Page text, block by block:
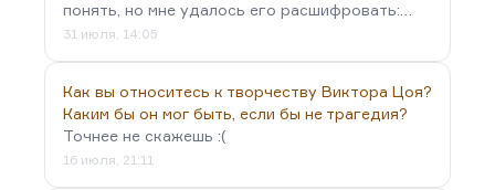
понять, но мне удалось его расшифровать:…
31 июля, 14:05
Как вы относитесь к творчеству Виктора Цоя?
Каким бы он мог быть, если бы не трагедия?
Точнее не скажешь :(
16 июля, 21:11